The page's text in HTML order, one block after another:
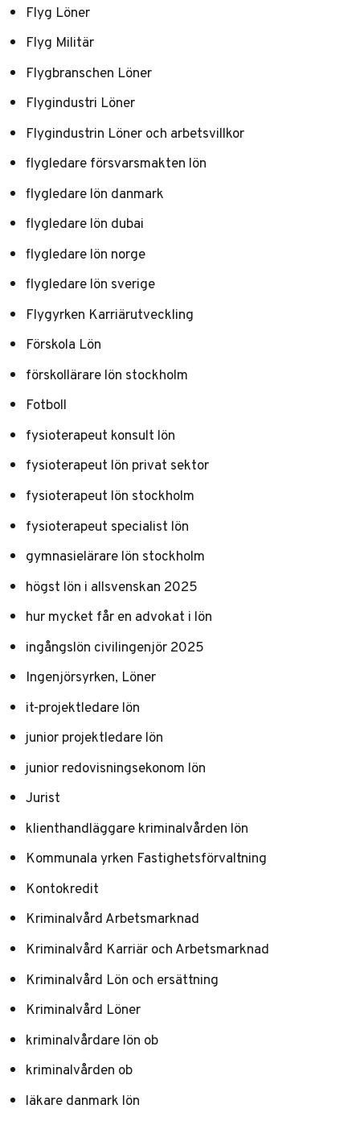
Flyg Löner
Flyg Militär
Flygbranschen Löner
Flygindustri Löner
Flygindustrin Löner och arbetsvillkor
flygledare försvarsmakten lön
flygledare lön danmark
flygledare lön dubai
flygledare lön norge
flygledare lön sverige
Flygyrken Karriärutveckling
Förskola Lön
förskollärare lön stockholm
Fotboll
fysioterapeut konsult lön
fysioterapeut lön privat sektor
fysioterapeut lön stockholm
fysioterapeut specialist lön
gymnasielärare lön stockholm
högst lön i allsvenskan 2025
hur mycket får en advokat i lön
ingångslön civilingenjör 2025
Ingenjörsyrken, Löner
it-projektledare lön
junior projektledare lön
junior redovisningsekonom lön
Jurist
klienthandläggare kriminalvården lön
Kommunala yrken Fastighetsförvaltning
Kontokredit
Kriminalvård Arbetsmarknad
Kriminalvård Karriär och Arbetsmarknad
Kriminalvård Lön och ersättning
Kriminalvård Löner
kriminalvårdare lön ob
kriminalvården ob
läkare danmark lön